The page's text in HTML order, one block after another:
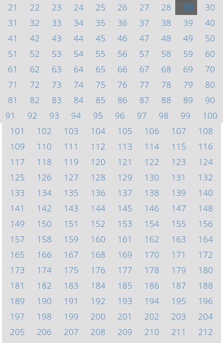
21
22 23 24 25 26 27 28 29
30
31
32 33 34 35 36 37 38 39
40
41
42 43 44 45 46 47 48 49
50
51
52 53 54 55 56 57 58 59
60
61
62 63 64 65 66 67 68 69
70
71
72 73 74 75 76 77 78 79
80
81
82 83 84 85 86 87 88 89
90
91
92 93 94 95 96 97 98 99
100
101
102 103 104 105 106 107
108
109
110 111 112 113 114 115
116
117
118 119 120 121 122 123
124
125
126 127 128 129 130 131
132
133
134 135 136 137 138 139
140
141
142 143 144 145 146 147
148
149
150 151 152 153 154 155
156
157
158 159 160 161 162 163
164
165
166 167 168 169 170 171
172
173
174 175 176 177 178 179
180
181
182 183 184 185 186 187
188
189
190 191 192 193 194 195
196
197
198 199 200 201 202 203
204
205
206 207 208 209 210 211
212